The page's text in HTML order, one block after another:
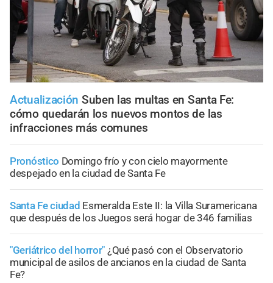
Actualización Suben las multas en Santa Fe:
cómo quedarán los nuevos montos de las
infracciones más comunes
Pronóstico Domingo frío y con cielo mayormente
despejado en la ciudad de Santa Fe
Santa Fe ciudad Esmeralda Este II: la Villa Suramericana
que después de los Juegos será hogar de 346 familias
"Geriátrico del horror" ¿Qué pasó con el Observatorio
municipal de asilos de ancianos en la ciudad de Santa
Fe?